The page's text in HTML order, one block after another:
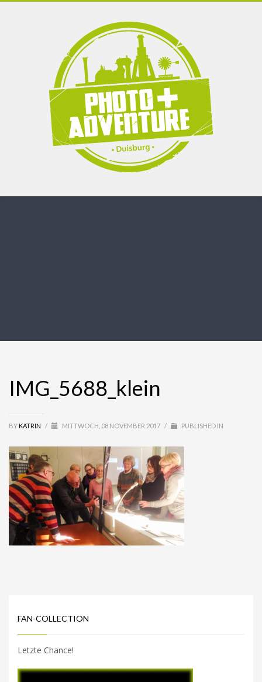
IMG_5688_klein
BY KATRIN / MITTWOCH, 08 NOVEMBER 2017 / PUBLISHED IN
FAN-COLLECTION
Letzte Chance!